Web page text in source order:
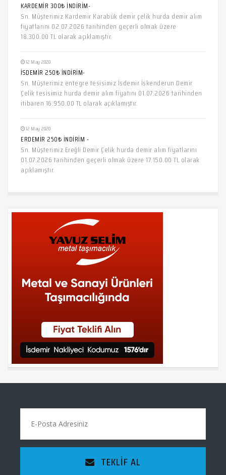
KARDEMİR 300₺ İNDİRİM-
Sn. Müşterimiz Kardemir Karabük demir çelik hurda demir alım
fiyatlarını 02.07.2026 tarihinden geçerli olmak üzere
18.300.00 TL olarak açıklamıştır.
12 May 2020
İSDEMİR 250₺ İNDİRİM-
Sn. Müşterimiz entegre tesisimiz İsdemir İskenderun Demir
Çelik tesisimiz hurda demir alım fiyatını 01.07.2026 tarihinden
itibaren 16.950.00 TL olarak açıklamıştır.
12 May 2020
ERDEMİR 250₺ İNDİRİM -
Sn. Müşterimiz Ereğli Demir Çelik hurda demir alım fiyatlarını
01.07.2026 tarihinden geçerli olmak üzere 17.150.00 TL olarak
açıklamıştır.
TEKLIF AL